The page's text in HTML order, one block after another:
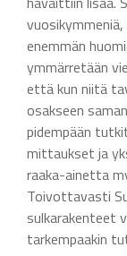
enemmän
ymmärretään
että kun niitä
osakseen
pidempään
mittaukset ja
raaka-ainetta
Toivottavasti
sulkarakenteet
tarkempaakin